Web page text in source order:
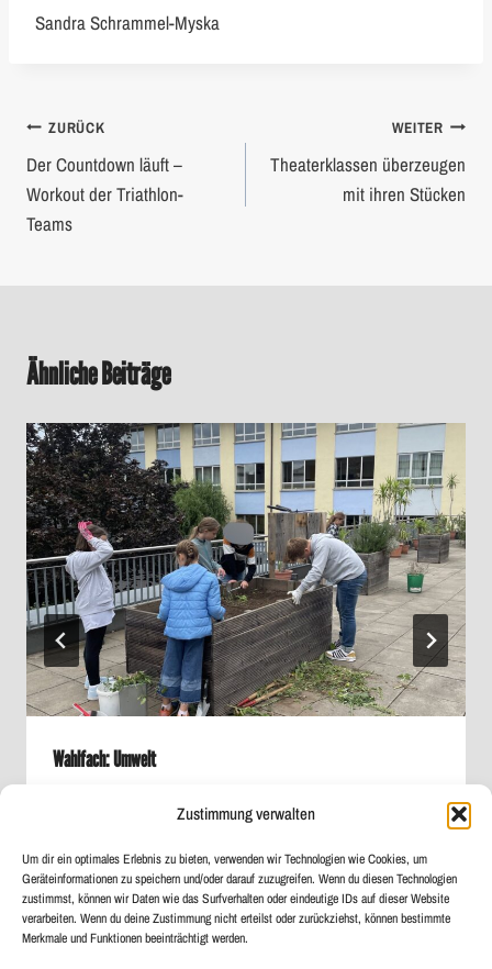
Zustimmung verwalten
Um dir ein optimales Erlebnis zu bieten, verwenden wir Technologien wie Cookies, um
Geräteinformationen zu speichern und/oder darauf zuzugreifen. Wenn du diesen Technologien
zustimmst, können wir Daten wie das Surfverhalten oder eindeutige IDs auf dieser Website
verarbeiten. Wenn du deine Zustimmung nicht erteilst oder zurückziehst, können bestimmte
Merkmale und Funktionen beeinträchtigt werden.
Sandra Schrammel-Myska
Beitragsnavigation
ZURÜCK
Der Countdown läuft –
Workout der Triathlon-
Teams
WEITER
Theaterklassen überzeugen
mit ihren Stücken
Ähnliche Beiträge
Wahlfach: Umwelt